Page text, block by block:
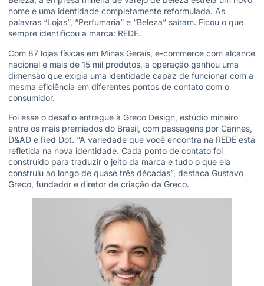
nome e uma identidade completamente reformulada. As
palavras “Lojas”, “Perfumaria” e “Beleza” saíram. Ficou o que
sempre identificou a marca: REDE.
Com 87 lojas físicas em Minas Gerais, e-commerce com alcance
nacional e mais de 15 mil produtos, a operação ganhou uma
dimensão que exigia uma identidade capaz de funcionar com a
mesma eficiência em diferentes pontos de contato com o
consumidor.
Foi esse o desafio entregue à Greco Design, estúdio mineiro
entre os mais premiados do Brasil, com passagens por Cannes,
D&AD e Red Dot. “A variedade que você encontra na REDE está
refletida na nova identidade. Cada ponto de contato foi
construído para traduzir o jeito da marca e tudo o que ela
construiu ao longo de quase três décadas”, destaca Gustavo
Greco, fundador e diretor de criação da Greco.